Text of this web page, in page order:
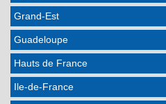
Grand-Est
Guadeloupe
Hauts de France
Ile-de-France